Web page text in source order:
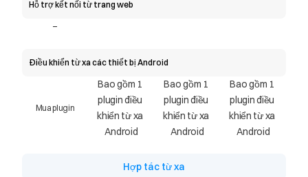
Hỗ trợ kết nối từ trang web
-
Điều khiển từ xa các thiết bị Android
Mua plugin
Bao gồm 1
plugin điều
khiển từ xa
Android
Bao gồm 1
plugin điều
khiển từ xa
Android
Bao gồm 1
plugin điều
khiển từ xa
Android
Hợp tác từ xa